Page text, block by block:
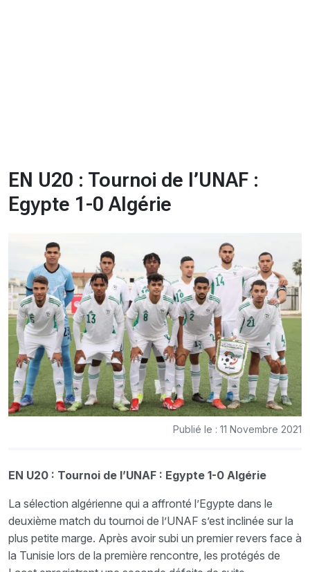
EN U20 : Tournoi de l’UNAF :
Egypte 1-0 Algérie
Publié le : 11 Novembre 2021
EN U20 : Tournoi de l’UNAF : Egypte 1-0 Algérie
La sélection algérienne qui a affronté l’Egypte dans le
deuxième match du tournoi de l’UNAF s’est inclinée sur la
plus petite marge. Après avoir subi un premier revers face à
la Tunisie lors de la première rencontre, les protégés de